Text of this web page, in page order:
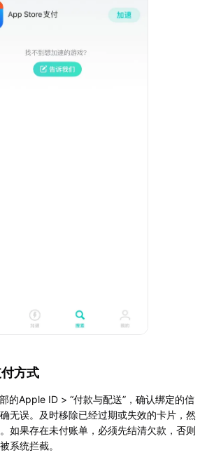
方式
的Apple ID > “付款与配送”，确认绑定的信
无误。及时移除已经过期或失效的卡片，然
如果存在未付账单，必须先结清欠款，否则
系统拦截。